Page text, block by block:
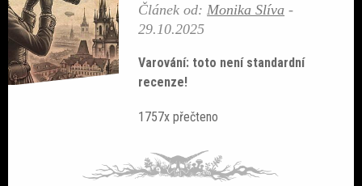
Článek od:Monika Slíva -
29.10.2025
Varování: toto není standardní
recenze!
1757x přečteno